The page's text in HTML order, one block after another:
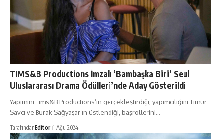
TIMS&B Productions İmzalı ‘Bambaşka Biri’ Seul
Uluslararası Drama Ödülleri’nde Aday Gösterildi
Yapımını Tims&B Productions’ın gerçekleştirdiği, yapımcılığını Timur
Savcı ve Burak Sağyaşar’ın üstlendiği, başrollerini…
TarafındanEditör 1 Ağu 2024